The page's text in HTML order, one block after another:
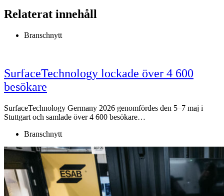
Relaterat innehåll
Branschnytt
SurfaceTechnology lockade över 4 600
besökare
SurfaceTechnology Germany 2026 genomfördes den 5–7 maj i
Stuttgart och samlade över 4 600 besökare…
Branschnytt